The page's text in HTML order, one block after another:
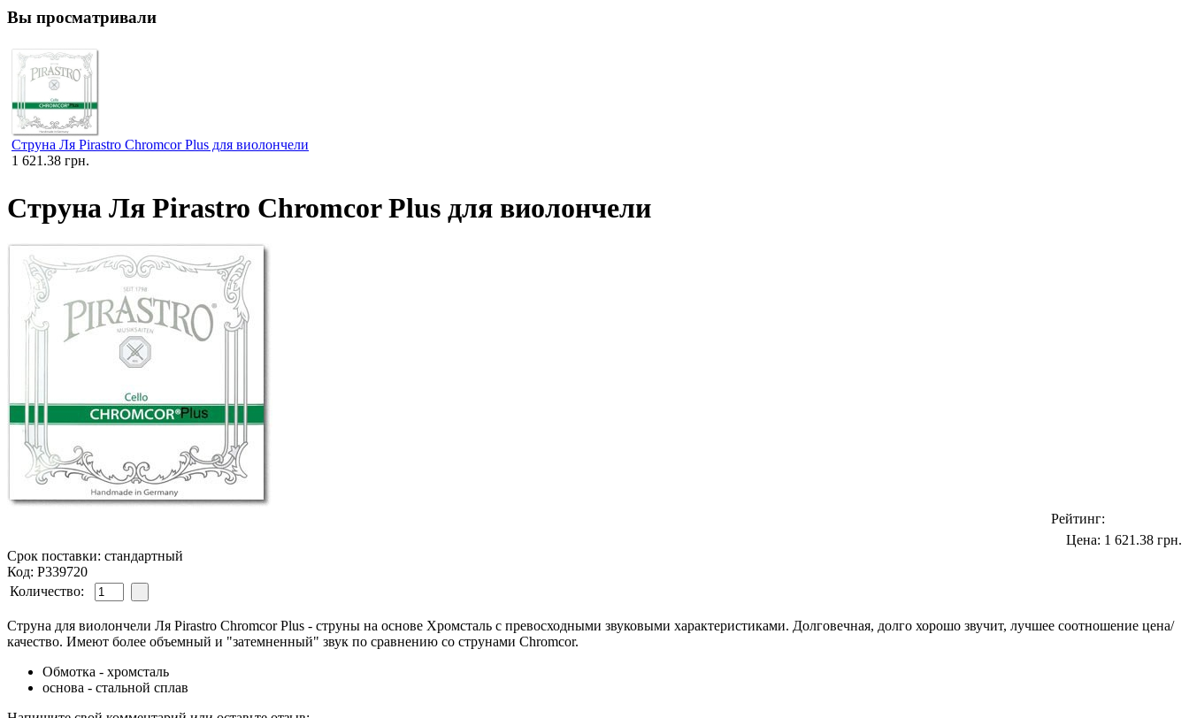
Вы просматривали
Струна Ля Pirastro Chromcor Plus для виолончели
1 621.38 грн.
Струна Ля Pirastro Chromcor Plus для виолончели
Рейтинг:
Цена: 1 621.38 грн.
Срок поставки: стандартный
Код: P339720
Количество:
Струна для виолончели Ля Pirastro Chromcor Plus - струны на основе Хромсталь с превосходными звуковыми характеристиками. Долговечная, долго хорошо звучит, лучшее соотношение цена/
качество. Имеют более объемный и "затемненный" звук по сравнению со струнами Chromcor.
Обмотка - хромсталь
основа - стальной сплав